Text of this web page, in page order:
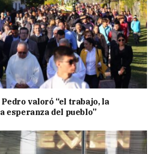
Pedro valoró “el trabajo, la
esperanza del pueblo”